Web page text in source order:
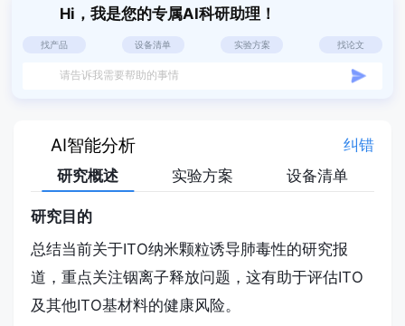
至遗传毒性。通过溶酶体酸化从ITO颗粒中释放的
铟离子被认为是ITO NPs毒性的真正来源。迄今为
止，尚无有效疗法可治疗ITO诱发的肺部疾病，这
要求我们充分探究其病理因素。本微型综述总结了
关注铟离子释放机制，有助于评估ITO及其他ITO基
材料的健康风险。
Hi，我是您的专属AI科研助理！
找产品 设备清单 实验方案 找论文
请告诉我需要帮助的事情
AI智能分析
纠错
研究概述
实验方案 设备清单
研究目的
总结当前关于ITO纳米颗粒诱导肺毒性的研究报
道，重点关注铟离子释放问题，这有助于评估ITO
及其他ITO基材料的健康风险。